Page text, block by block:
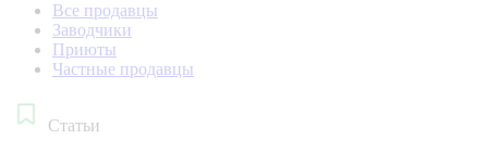
Все продавцы
Заводчики
Приюты
Частные продавцы
Статьи